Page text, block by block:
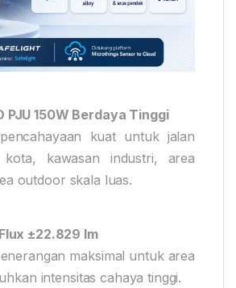
PJU 150W Berdaya Tinggi
kuat untuk jalan
kawasan industri, area
outdoor skala luas.
±22.829 lm
maksimal untuk area
intensitas cahaya tinggi.